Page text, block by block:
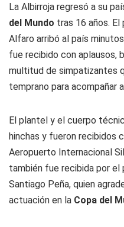
La Albirroja regresó a su
del Mundo tras 16 años.
Alfaro arribó al país
fue recibido con aplausos,
multitud de simpatizantes
temprano para acompañar
El plantel y el cuerpo
hinchas y fueron recibidos
Aeropuerto Internacional
también fue recibida por el
Santiago Peña, quien
actuación en la Copa del